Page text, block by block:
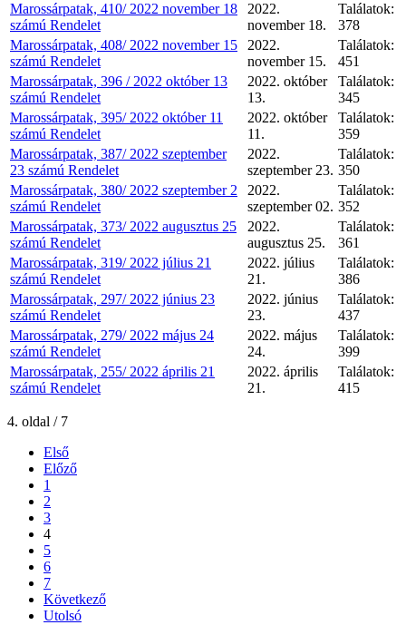
Marossárpatak, 410/ 2022 november 18
számú Rendelet
2022.
november 18.
Találatok:
378
Marossárpatak, 408/ 2022 november 15
számú Rendelet
2022.
november 15.
Találatok:
451
Marossárpatak, 396 / 2022 október 13
számú Rendelet
2022. október
13.
Találatok:
345
Marossárpatak, 395/ 2022 október 11
számú Rendelet
2022. október
11.
Találatok:
359
Marossárpatak, 387/ 2022 szeptember
23 számú Rendelet
2022.
szeptember 23.
Találatok:
350
Marossárpatak, 380/ 2022 szeptember 2
számú Rendelet
2022.
szeptember 02.
Találatok:
352
Marossárpatak, 373/ 2022 augusztus 25
számú Rendelet
2022.
augusztus 25.
Találatok:
361
Marossárpatak, 319/ 2022 július 21
számú Rendelet
2022. július
21.
Találatok:
386
Marossárpatak, 297/ 2022 június 23
számú Rendelet
2022. június
23.
Találatok:
437
Marossárpatak, 279/ 2022 május 24
számú Rendelet
2022. május
24.
Találatok:
399
Marossárpatak, 255/ 2022 április 21
számú Rendelet
2022. április
21.
Találatok:
415
4. oldal / 7
Első
Előző
1
2
3
4
5
6
7
Következő
Utolsó